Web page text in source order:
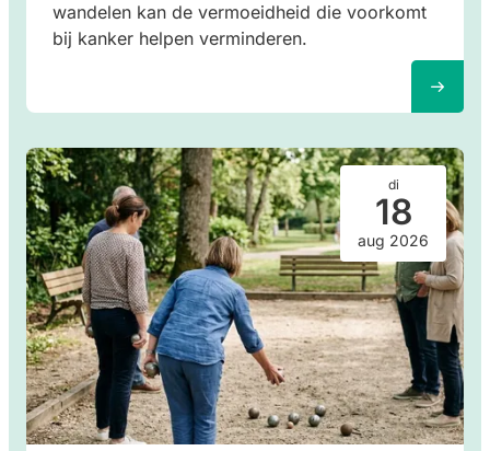
wandelen kan de vermoeidheid die voorkomt
bij kanker helpen verminderen.
di
18
aug 2026